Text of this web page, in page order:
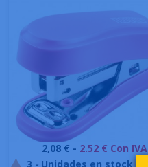
Precio
2,08 € - 2.52 € Con IVA
3 - Unidades en stock